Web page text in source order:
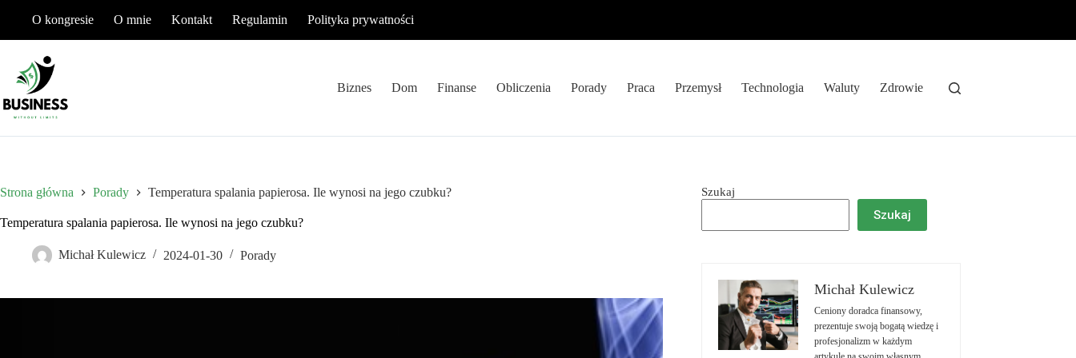
O kongresie O mnie Kontakt Regulamin Polityka prywatności
Biznes Dom Finanse Obliczenia Porady Praca Przemysł Technologia Waluty Zdrowie
Strona główna Porady Temperatura spalania papierosa. Ile wynosi na jego czubku?
Temperatura spalania papierosa. Ile wynosi na jego czubku?
Michał Kulewicz 2024-01-30 Porady
Szukaj
Szukaj
Michał Kulewicz
Ceniony doradca finansowy,
prezentuje swoją bogatą wiedzę i
profesjonalizm w każdym